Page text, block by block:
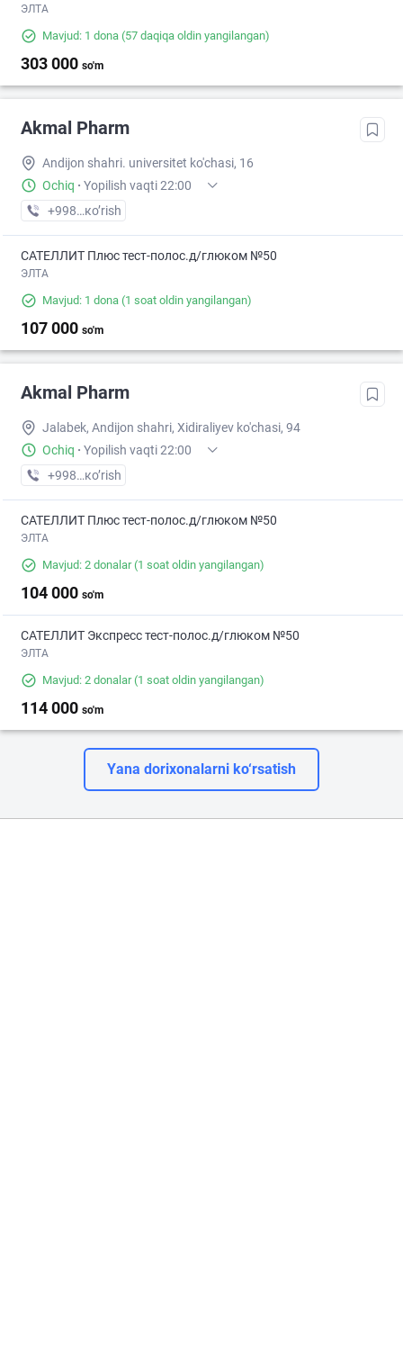
ЭЛТА
Mavjud: 1 dona (57 daqiqa oldin yangilangan)
303 000 so'm
Akmal Pharm
Andijon shahri. universitet ko'chasi, 16
Ochiq · Yopilish vaqti 22:00
+998 (90) XXX-XX-XX
кo’rish
САТЕЛЛИТ Плюс тест-полос.д/глюком №50
ЭЛТА
Mavjud: 1 dona (1 soat oldin yangilangan)
107 000 so'm
Akmal Pharm
Jalabek, Andijon shahri, Xidiraliyev ko'chasi, 94
Ochiq · Yopilish vaqti 22:00
+998 (90) XXX-XX-XX
кo’rish
САТЕЛЛИТ Плюс тест-полос.д/глюком №50
ЭЛТА
Mavjud: 2 donalar(1 soat oldin yangilangan)
104 000 so'm
САТЕЛЛИТ Экспресс тест-полос.д/глюком №50
ЭЛТА
Mavjud: 2 donalar(1 soat oldin yangilangan)
114 000 so'm
Yana dorixonalarni ko‘rsatish